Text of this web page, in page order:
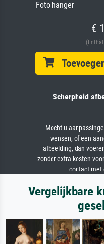
Foto hanger
€
Scherpheid
Mocht u
wensen, of een
afbeelding, dan
zonder extra kosten
contact met
Vergelijkbare